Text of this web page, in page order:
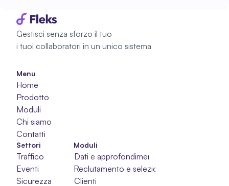
Gestisci senza sforzo il tuo
i tuoi collaboratori in un unico sistema
Menu
Home
Prodotto
Moduli
Chi siamo
Contatti
Moduli
Dati e approfondimenti
Reclutamento e selezione
Clienti
Settori
Traffico
Eventi
Sicurezza